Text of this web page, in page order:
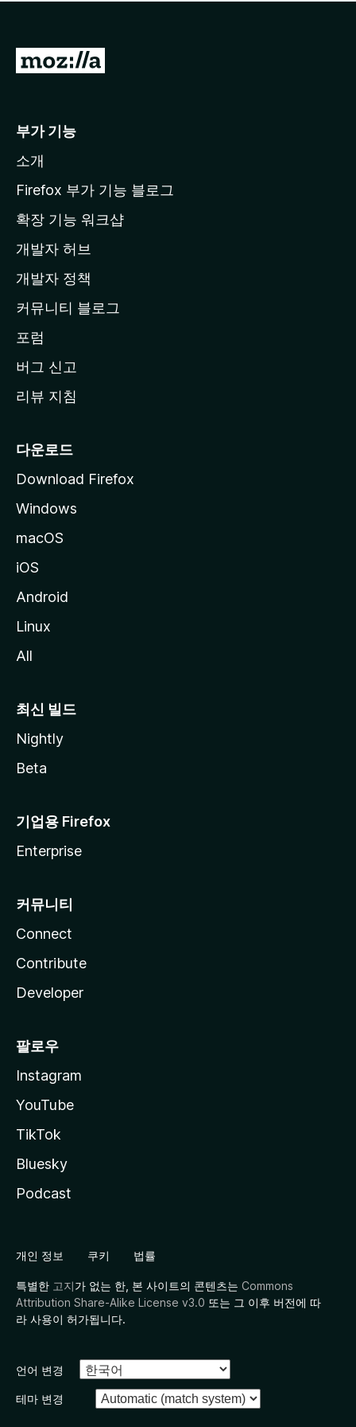
점
습
니
M
l
a
페
이
지
이
동
부가 기능
소개
Firefox 부가 기능 블로그
확장 기능 워크샵
개발자 허브
개발자 정책
커뮤니티 블로그
포럼
버그 신고
리뷰 지침
다운로드
Download Firefox
Windows
macOS
iOS
Android
Linux
All
최신 빌드
Nightly
Beta
기업용 Firefox
Enterprise
커뮤니티
Connect
Contribute
Developer
팔로우
Instagram
YouTube
TikTok
Bluesky
Podcast
개인 정보 쿠키 법률
특별한 고지가 없는 한, 본 사이트의 콘텐츠는 Commons
Attribution Share-Alike License v3.0 또는 그 이후 버전에 따
라 사용이 허가됩니다.
언어 변경
테마 변경